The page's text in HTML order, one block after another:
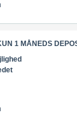
1 MÅNEDS